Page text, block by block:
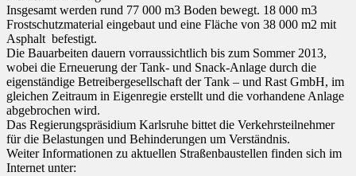
Insgesamt werden rund 77 000 m3 Boden bewegt. 18 000 m3
Frostschutzmaterial eingebaut und eine Fläche von 38 000 m2 mit
Asphalt befestigt.
Die Bauarbeiten dauern vorraussichtlich bis zum Sommer 2013,
wobei die Erneuerung der Tank- und Snack-Anlage durch die
eigenständige Betreibergesellschaft der Tank – und Rast GmbH, im
gleichen Zeitraum in Eigenregie erstellt und die vorhandene Anlage
abgebrochen wird.
Das Regierungspräsidium Karlsruhe bittet die Verkehrsteilnehmer
für die Belastungen und Behinderungen um Verständnis.
Weiter Informationen zu aktuellen Straßenbaustellen finden sich im
Internet unter: